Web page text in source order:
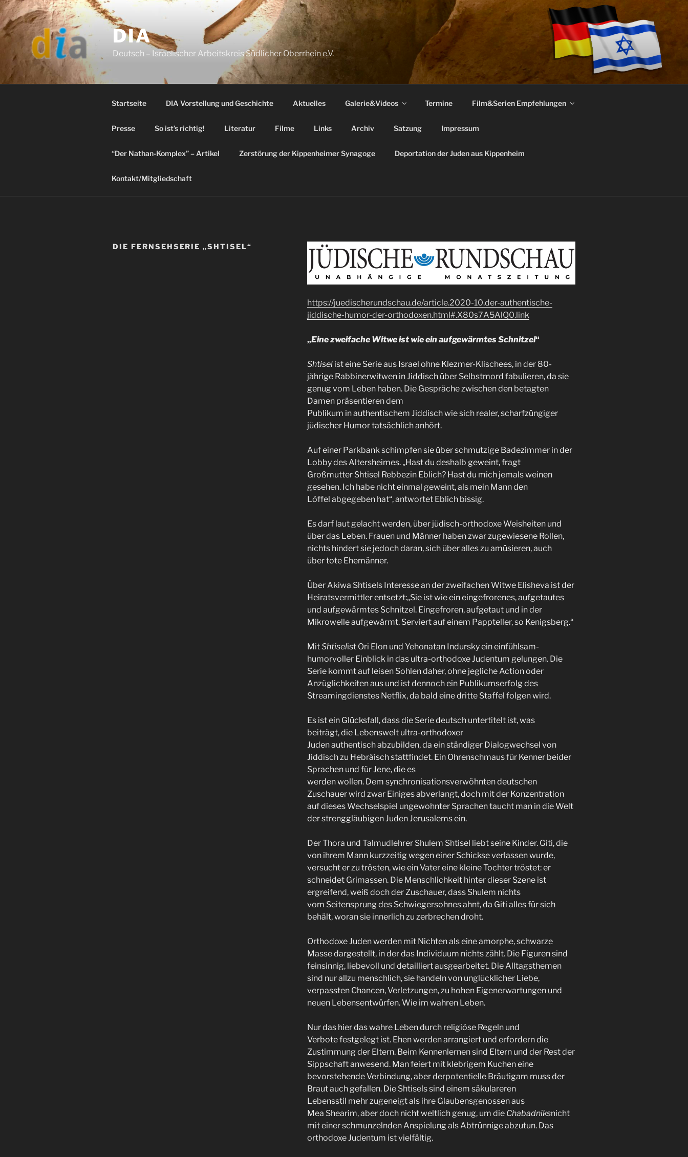
Skip
to
content
DIA
Deutsch – Israelischer Arbeitskreis Südlicher Oberrhein e.V.
Startseite DIA Vorstellung und Geschichte Aktuelles Galerie&Videos Termine Film&Serien Empfehlungen
Presse So ist’s richtig! Literatur Filme Links Archiv Satzung Impressum
“Der Nathan-Komplex” – Artikel Zerstörung der Kippenheimer Synagoge Deportation der Juden aus Kippenheim
Kontakt/Mitgliedschaft
DIE FERNSEHSERIE „SHTISEL“
https://juedischerundschau.de/article.2020-10.der-authentische-
jiddische-humor-der-orthodoxen.html#.X80s7A5AlQ0.link
„Eine zweifache Witwe ist wie ein aufgewärmtes Schnitzel“
Shtiselist eine Serie aus Israel ohne Klezmer-Klischees, in der 80-
jährige Rabbinerwitwen in Jiddisch über Selbstmord fabulieren, da sie
genug vom Leben haben. Die Gespräche zwischen den betagten
Damen präsentieren dem
Publikum in authentischem Jiddisch wie sich realer, scharfzüngiger
jüdischer Humor tatsächlich anhört.
Auf einer Parkbank schimpfen sie über schmutzige Badezimmer in der
Lobby des Altersheimes. „Hast du deshalb geweint, fragt
Großmutter Shtisel Rebbezin Eblich? Hast du mich jemals weinen
gesehen. Ich habe nicht einmal geweint, als mein Mann den
Löffel abgegeben hat“, antwortet Eblich bissig.
Es darf laut gelacht werden, über jüdisch-orthodoxe Weisheiten und
über das Leben. Frauen und Männer haben zwar zugewiesene Rollen,
nichts hindert sie jedoch daran, sich über alles zu amüsieren, auch
über tote Ehemänner.
Über Akiwa Shtisels Interesse an der zweifachen Witwe Elisheva ist der
Heiratsvermittler entsetzt:„Sie ist wie ein eingefrorenes, aufgetautes
und aufgewärmtes Schnitzel. Eingefroren, aufgetaut und in der
Mikrowelle aufgewärmt. Serviert auf einem Pappteller, so Kenigsberg.“
MitShtiselist Ori Elon und Yehonatan Indursky ein einfühlsam-
humorvoller Einblick in das ultra-orthodoxe Judentum gelungen. Die
Serie kommt auf leisen Sohlen daher, ohne jegliche Action oder
Anzüglichkeiten aus und ist dennoch ein Publikumserfolg des
Streamingdienstes Netflix, da bald eine dritte Staffel folgen wird.
Es ist ein Glücksfall, dass die Serie deutsch untertitelt ist, was
beiträgt, die Lebenswelt ultra-orthodoxer
Juden authentisch abzubilden, da ein ständiger Dialogwechsel von
Jiddisch zu Hebräisch stattfindet. Ein Ohrenschmaus für Kenner beider
Sprachen und für Jene, die es
werden wollen. Dem synchronisationsverwöhnten deutschen
Zuschauer wird zwar Einiges abverlangt, doch mit der Konzentration
auf dieses Wechselspiel ungewohnter Sprachen taucht man in die Welt
der strenggläubigen Juden Jerusalems ein.
Der Thora und Talmudlehrer Shulem Shtisel liebt seine Kinder. Giti, die
von ihrem Mann kurzzeitig wegen einer Schickse verlassen wurde,
versucht er zu trösten, wie ein Vater eine kleine Tochter tröstet: er
schneidet Grimassen. Die Menschlichkeit hinter dieser Szene ist
ergreifend, weiß doch der Zuschauer, dass Shulem nichts
vom Seitensprung des Schwiegersohnes ahnt, da Giti alles für sich
behält, woran sie innerlich zu zerbrechen droht.
Orthodoxe Juden werden mit Nichten als eine amorphe, schwarze
Masse dargestellt, in der das Individuum nichts zählt. Die Figuren sind
feinsinnig, liebevoll und detailliert ausgearbeitet. Die Alltagsthemen
sind nur allzu menschlich, sie handeln von unglücklicher Liebe,
verpassten Chancen, Verletzungen, zu hohen Eigenerwartungen und
neuen Lebensentwürfen. Wie im wahren Leben.
Nur das hier das wahre Leben durch religiöse Regeln und
Verbote festgelegt ist. Ehen werden arrangiert und erfordern die
Zustimmung der Eltern. Beim Kennenlernen sind Eltern und der Rest der
Sippschaft anwesend. Man feiert mit klebrigem Kuchen eine
bevorstehende Verbindung, aber derpotentielle Bräutigam muss der
Braut auch gefallen. Die Shtisels sind einem säkulareren
Lebensstil mehr zugeneigt als ihre Glaubensgenossen aus
Mea Shearim, aber doch nicht weltlich genug, um die Chabadniksnicht
mit einer schmunzelnden Anspielung als Abtrünnige abzutun. Das
orthodoxe Judentum ist vielfältig.